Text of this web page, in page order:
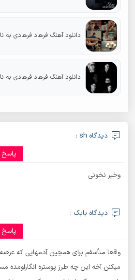
دانلود آهنگ فرهاد فرهادی به
دانلود آهنگ فرهاد فرهادی به
دیدگاه sh :
وخیر نخونی
دیدگاه بابک :
واقعا متأسفم برای همچین آدمهایی که
میکنن آخه این چه طرز پوستره انگاراومده